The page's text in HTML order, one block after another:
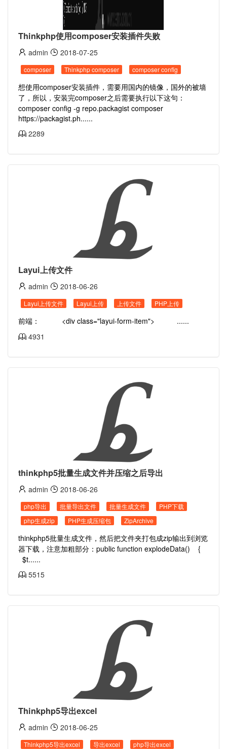
Thinkphp使用composer安装插件失败
admin 2018-07-25
composer Thinkphp composer composer config
想使用composer安装插件，需要用国内的镜像，国外的被墙
了，所以，安装完composer之后需要执行以下这句：
composer config -g repo.packagist composer
https://packagist.ph......
2289
Layui上传文件
admin 2018-06-26
Layui上传文件 Layui上传 上传文件 PHP上传
前端： <div class="layui-form-item"> ......
4931
thinkphp5批量生成文件并压缩之后导出
admin 2018-06-26
php导出 批量导出文件 批量生成文件
PHP下载
php生成zip
PHP生成压缩包 ZipArchive
thinkphp5批量生成文件，然后把文件夹打包成zip输出到浏览
器下载，注意加粗部分：public function explodeData() {
$t......
5515
Thinkphp5导出excel
admin 2018-06-25
Thinkphp5导出excel 导出excel
php导出excel